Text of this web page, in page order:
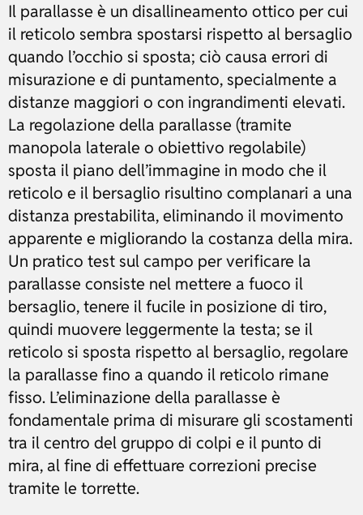
Il parallasse è un disallineamento ottico per cui
il reticolo sembra spostarsi rispetto al bersaglio
quando l’occhio si sposta; ciò causa errori di
misurazione e di puntamento, specialmente a
distanze maggiori o con ingrandimenti elevati.
La regolazione della parallasse (tramite
manopola laterale o obiettivo regolabile)
sposta il piano dell’immagine in modo che il
reticolo e il bersaglio risultino complanari a una
distanza prestabilita, eliminando il movimento
apparente e migliorando la costanza della mira.
Un pratico test sul campo per verificare la
parallasse consiste nel mettere a fuoco il
bersaglio, tenere il fucile in posizione di tiro,
quindi muovere leggermente la testa; se il
reticolo si sposta rispetto al bersaglio, regolare
la parallasse fino a quando il reticolo rimane
fisso. L’eliminazione della parallasse è
fondamentale prima di misurare gli scostamenti
tra il centro del gruppo di colpi e il punto di
mira, al fine di effettuare correzioni precise
tramite le torrette.